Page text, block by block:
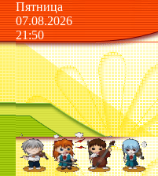
Пятница
07.08.2026
21:50